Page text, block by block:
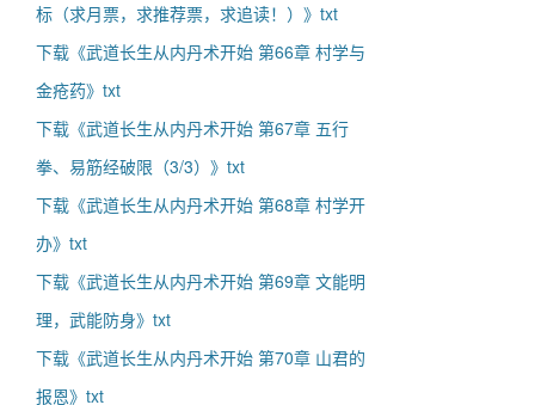
标（求月票，求推荐票，求追读！）》txt
下载《武道长生从内丹术开始 第66章 村学与
金疮药》txt
下载《武道长生从内丹术开始 第67章 五行
拳、易筋经破限（3/3）》txt
下载《武道长生从内丹术开始 第68章 村学开
办》txt
下载《武道长生从内丹术开始 第69章 文能明
理，武能防身》txt
下载《武道长生从内丹术开始 第70章 山君的
报恩》txt